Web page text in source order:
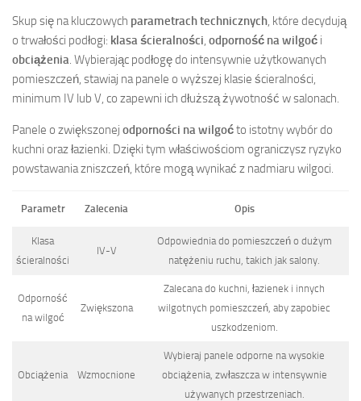
Skup się na kluczowych parametrach technicznych , które decydują
o trwałości podłogi: klasa ścieralności odporność na wilgoć i
obciążenia . Wybierając podłogę do intensywnie użytkowanych
pomieszczeń, stawiaj na panele o wyższej klasie ścieralności,
minimum IV lub V, co zapewni ich dłuższą żywotność w salonach.
Panele o zwiększonej odporności na wilgoćto istotny wybór do
kuchni oraz łazienki. Dzięki tym właściwościom ograniczysz ryzyko
powstawania zniszczeń, które mogą wynikać z nadmiaru wilgoci.
Parametr Zalecenia Opis
Klasa
ścieralności
IV-V
Odpowiednia do pomieszczeń o dużym
natężeniu ruchu, takich jak salony.
Odporność
na wilgoć
Zwiększona
Zalecana do kuchni, łazienek i innych
wilgotnych pomieszczeń, aby zapobiec
uszkodzeniom.
Obciążenia Wzmocnione
Wybieraj panele odporne na wysokie
obciążenia, zwłaszcza w intensywnie
używanych przestrzeniach.